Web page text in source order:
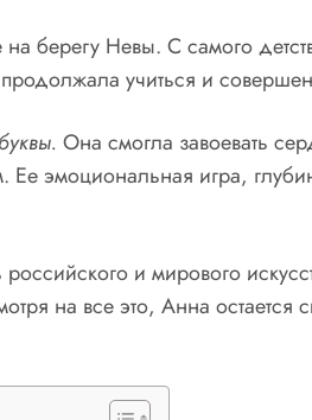
берегу Невы. С самого
учиться и
Она смогла завоевать
Ее эмоциональная игра,
российского и мирового
на все это, Анна